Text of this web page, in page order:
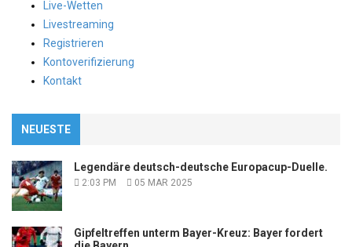
Live-Wetten
Livestreaming
Registrieren
Kontoverifizierung
Kontakt
NEUESTE
Legendäre deutsch-deutsche Europacup-Duelle.
2:03 PM 05 MAR 2025
Gipfeltreffen unterm Bayer-Kreuz: Bayer fordert